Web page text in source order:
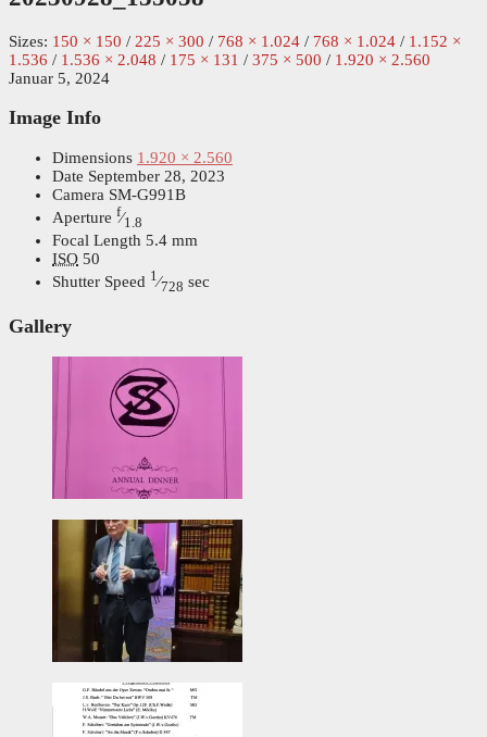
Sizes: 150 × 150 / 225 × 300 / 768 × 1.024 / 768 × 1.024 / 1.152 ×
1.536 / 1.536 × 2.048 / 175 × 131 / 375 × 500 / 1.920 × 2.560
Januar 5, 2024
Image Info
Dimensions 1.920 × 2.560
Date September 28, 2023
Camera SM-G991B
Aperture f⁄1.8
Focal Length 5.4 mm
ISO 50
Shutter Speed 1⁄728 sec
Gallery